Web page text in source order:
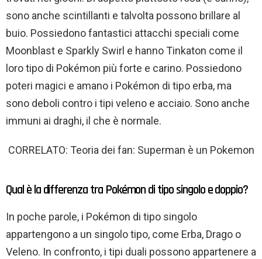
sono anche scintillanti e talvolta possono brillare al
buio. Possiedono fantastici attacchi speciali come
Moonblast e Sparkly Swirl e hanno Tinkaton come il
loro tipo di Pokémon più forte e carino. Possiedono
poteri magici e amano i Pokémon di tipo erba, ma
sono deboli contro i tipi veleno e acciaio. Sono anche
immuni ai draghi, il che è normale.
CORRELATO: Teoria dei fan: Superman è un Pokemon
Qual è la differenza tra Pokémon di tipo singolo e doppio?
In poche parole, i Pokémon di tipo singolo
appartengono a un singolo tipo, come Erba, Drago o
Veleno. In confronto, i tipi duali possono appartenere a